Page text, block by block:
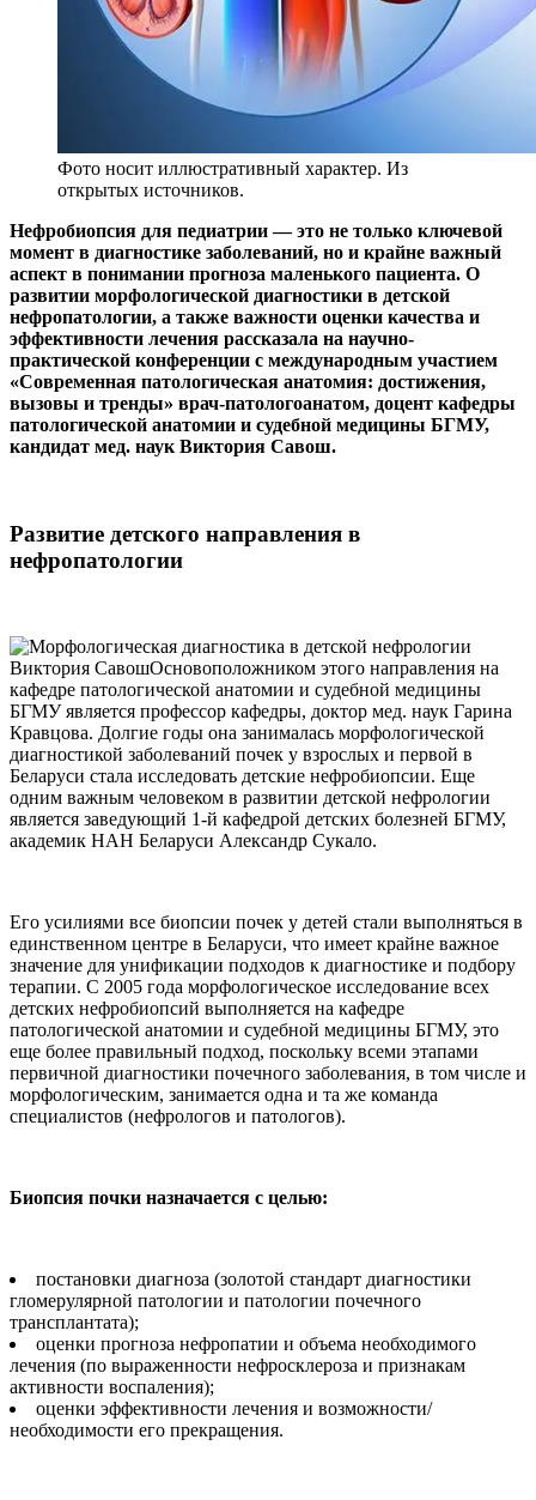
Фото носит иллюстративный характер. Из
открытых источников.
Нефробиопсия для педиатрии — это не только ключевой
момент в диагностике заболеваний, но и крайне важный
аспект в понимании прогноза маленького пациента. О
развитии морфологической диагностики в детской
нефропатологии, а также важности оценки качества и
эффективности лечения рассказала на научно-
практической конференции с международным участием
«Современная патологическая анатомия: достижения,
вызовы и тренды» врач-патологоанатом, доцент кафедры
патологической анатомии и судебной медицины БГМУ,
кандидат мед. наук Виктория Савош.
Развитие детского направления в
нефропатологии
Виктория СавошОсновоположником этого направления на
кафедре патологической анатомии и судебной медицины
БГМУ является профессор кафедры, доктор мед. наук Гарина
Кравцова. Долгие годы она занималась морфологической
диагностикой заболеваний почек у взрослых и первой в
Беларуси стала исследовать детские нефробиопcии. Еще
одним важным человеком в развитии детской нефрологии
является заведующий 1-й кафедрой детских болезней БГМУ,
академик НАН Беларуси Александр Сукало.
Его усилиями все биопсии почек у детей стали выполняться в
единственном центре в Беларуси, что имеет крайне важное
значение для унификации подходов к диагностике и подбору
терапии. С 2005 года морфологическое исследование всех
детских нефробиопсий выполняется на кафедре
патологической анатомии и судебной медицины БГМУ, это
еще более правильный подход, поскольку всеми этапами
первичной диагностики почечного заболевания, в том числе и
морфологическим, занимается одна и та же команда
специалистов (нефрологов и патологов).
Биопсия почки назначается с целью:
постановки диагноза (золотой стандарт диагностики
гломерулярной патологии и патологии почечного
трансплантата);
оценки прогноза нефропатии и объема необходимого
лечения (по выраженности нефросклероза и признакам
активности воспаления);
оценки эффективности лечения и возможности/
необходимости его прекращения.